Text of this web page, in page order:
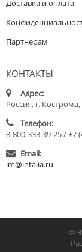
Доставка и оплата
Партнерам
КОНТАКТЫ
Адрес:
Россия, г.
Телефон:
8-800-333-39-25 / +7
Email:
im@intalia.ru
©